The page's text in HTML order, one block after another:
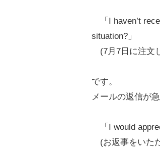
「I haven’t
situation?」
(7月7日に注文
です。
メールの返信が
「I would
(お返事をいた